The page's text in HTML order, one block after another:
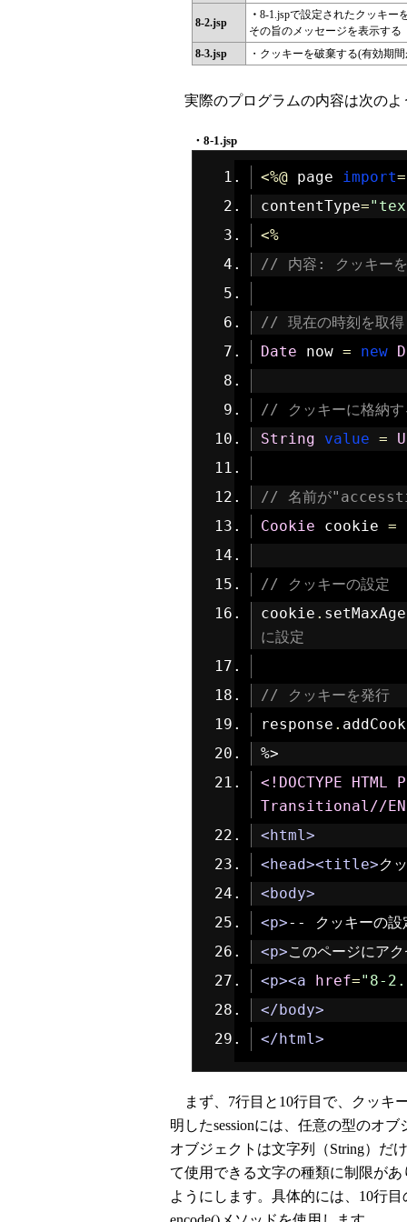
8-2.jsp
・ 8-1.jspで設定されたクッキー
その旨のメッセージを表示する
8-3.jsp
・クッキーを破棄する(有効期
実際のプログラムの内容は次のよ
・8-1.jsp
<%@ page import=
contentType=
<%
// 内容: クッキーを
// 現在の時刻を取得
Date now = new
// クッキーに格納す
String
value =
// 名前が
Cookie cookie =
// クッキーの設定
cookie . setMaxAge
に設定
// クッキーを発行
response .
%>
<!DOCTYPE
Transitional//
<html>
<head><title>ク
<body>
<p>-- クッキーの
<p>このページにア
<p><a
href="8-
</body>
</html>
まず、7行目と10行目で、クッキ
明したsessionには、任意の型のオ
オブジェクトは文字列（String）だ
て使用できる文字の種類に制限が
ようにします。具体的には、10行